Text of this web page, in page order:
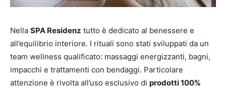
Nella SPA Residenz tutto è dedicato al benessere e
all’equilibrio interiore. I rituali sono stati sviluppati da un
team wellness qualificato: massaggi energizzanti, bagni,
impacchi e trattamenti con bendaggi. Particolare
attenzione è rivolta all’uso esclusivo di prodotti 100%